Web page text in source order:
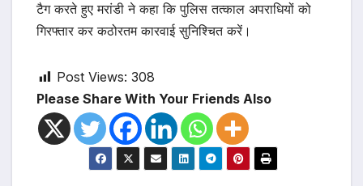
टैग करते हुए मरांडी ने कहा कि पुलिस तत्काल अपराधियों को
गिरफ्तार कर कठोरतम कारवाई सुनिश्चित करें।
Post Views: 308
Please Share With Your Friends Also